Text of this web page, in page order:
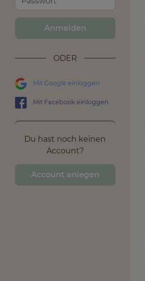
Anmelden
ODER
Mit Google einloggen
Mit Facebook einloggen
Du hast noch keinen
Account?
Account anlegen